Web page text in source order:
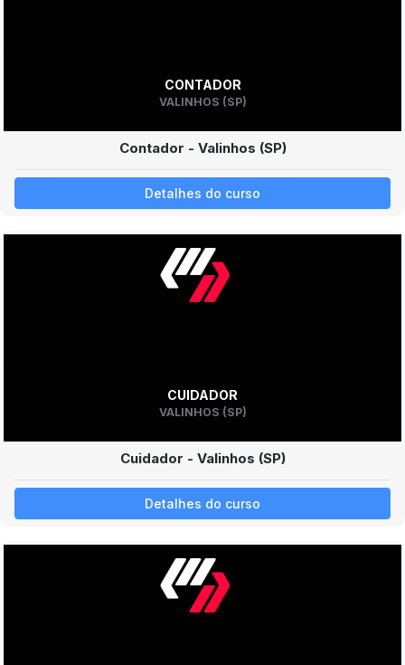
CONTADOR
VALINHOS (SP)
Contador - Valinhos (SP)
Detalhes do curso
CUIDADOR
VALINHOS (SP)
Cuidador - Valinhos (SP)
Detalhes do curso